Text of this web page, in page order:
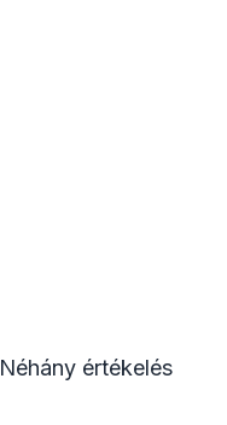
Néhány értékelés